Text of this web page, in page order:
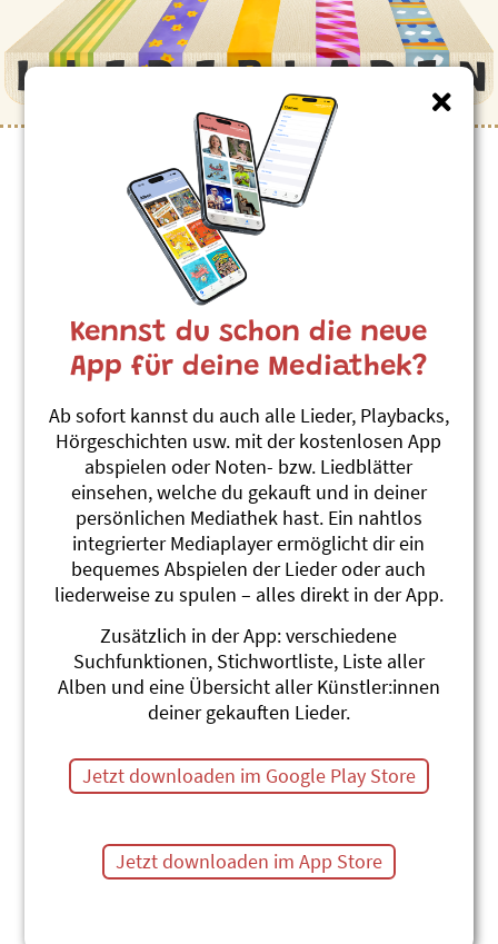
Mia flotta Lisalotta
In disc cool cun chanzuns rumantschas.
Sin quai han ins spetgà da ditg. Finalmain in disc cool
fan rir, semiar, sautar e chantar. Ecco: “Mia flotta
Lisalotta”, la vatga, che dat Biodiesel, che stat davant
Kennst du schon die neue
App für deine Mediathek?
Ab sofort kannst du auch alle Lieder, Playbacks,
Hörgeschichten usw. mit der kostenlosen App
abspielen oder Noten- bzw. Liedblätter
einsehen, welche du gekauft und in deiner
persönlichen Mediathek hast. Ein nahtlos
integrierter Mediaplayer ermöglicht dir ein
bequemes Abspielen der Lieder oder auch
liederweise zu spulen – alles direkt in der App.
Zusätzlich in der App: verschiedene
Suchfunktionen, Stichwortliste, Liste aller
Alben und eine Übersicht aller Künstler:innen
deiner gekauften Lieder.
Jetzt downloaden im Google Play Store
Jetzt downloaden im App Store